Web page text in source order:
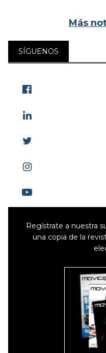
Más
SÍGUENOS
Regístrate a nuestra
una copia de la